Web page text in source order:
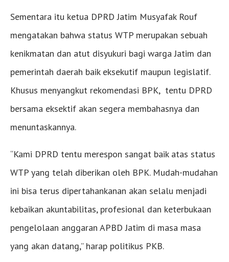
Sementara itu ketua DPRD Jatim Musyafak Rouf
mengatakan bahwa status WTP merupakan sebuah
kenikmatan dan atut disyukuri bagi warga Jatim dan
pemerintah daerah baik eksekutif maupun legislatif.
Khusus menyangkut rekomendasi BPK, tentu DPRD
bersama eksektif akan segera membahasnya dan
menuntaskannya.
“Kami DPRD tentu merespon sangat baik atas status
WTP yang telah diberikan oleh BPK. Mudah-mudahan
ini bisa terus dipertahankanan akan selalu menjadi
kebaikan akuntabilitas, profesional dan keterbukaan
pengelolaan anggaran APBD Jatim di masa masa
yang akan datang,” harap politikus PKB.